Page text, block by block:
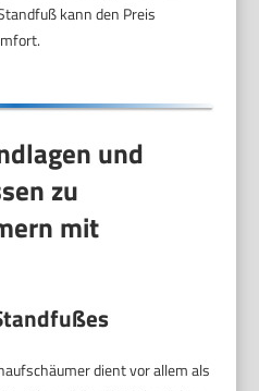
kann den Preis
und
zu
mit
dient vor allem als